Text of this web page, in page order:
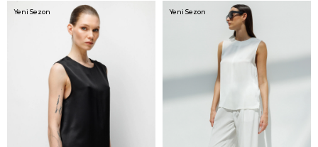
Yeni Sezon Yeni Sezon